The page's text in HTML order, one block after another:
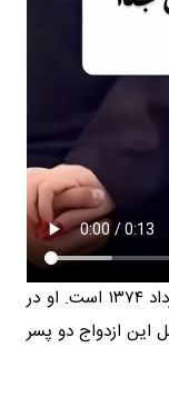
آرام جوینده، همسر سپهر حیدری، متولد ۸ مرداد ۱۳۷۴ است. او در
این ازدواج دو پسر